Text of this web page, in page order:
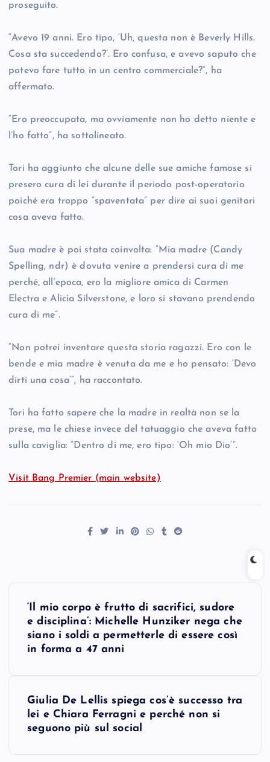
proseguito.
“Avevo 19 anni. Ero tipo, ‘Uh, questa non è Beverly Hills.
Cosa sta succedendo?’. Ero confusa, e avevo saputo che
potevo fare tutto in un centro commerciale?”, ha
affermato.
“Ero preoccupata, ma ovviamente non ho detto niente e
l’ho fatto”, ha sottolineato.
Tori ha aggiunto che alcune delle sue amiche famose si
presero cura di lei durante il periodo post-operatorio
poiché era troppo “spaventata” per dire ai suoi genitori
cosa aveva fatto.
Sua madre è poi stata coinvolta: “Mia madre (Candy
Spelling, ndr) è dovuta venire a prendersi cura di me
perché, all’epoca, ero la migliore amica di Carmen
Electra e Alicia Silverstone, e loro si stavano prendendo
cura di me”.
“Non potrei inventare questa storia ragazzi. Ero con le
bende e mia madre è venuta da me e ho pensato: ‘Devo
dirti una cosa’”, ha raccontato.
Tori ha fatto sapere che la madre in realtà non se la
prese, ma le chiese invece del tatuaggio che aveva fatto
sulla caviglia: “Dentro di me, ero tipo: ‘Oh mio Dio’”.
Visit Bang Premier (main website)
‘Il mio corpo è frutto di sacrifici, sudore
e disciplina’: Michelle Hunziker nega che
siano i soldi a permetterle di essere così
in forma a 47 anni
Giulia De Lellis spiega cos’è successo tra
lei e Chiara Ferragni e perché non si
seguono più sul social